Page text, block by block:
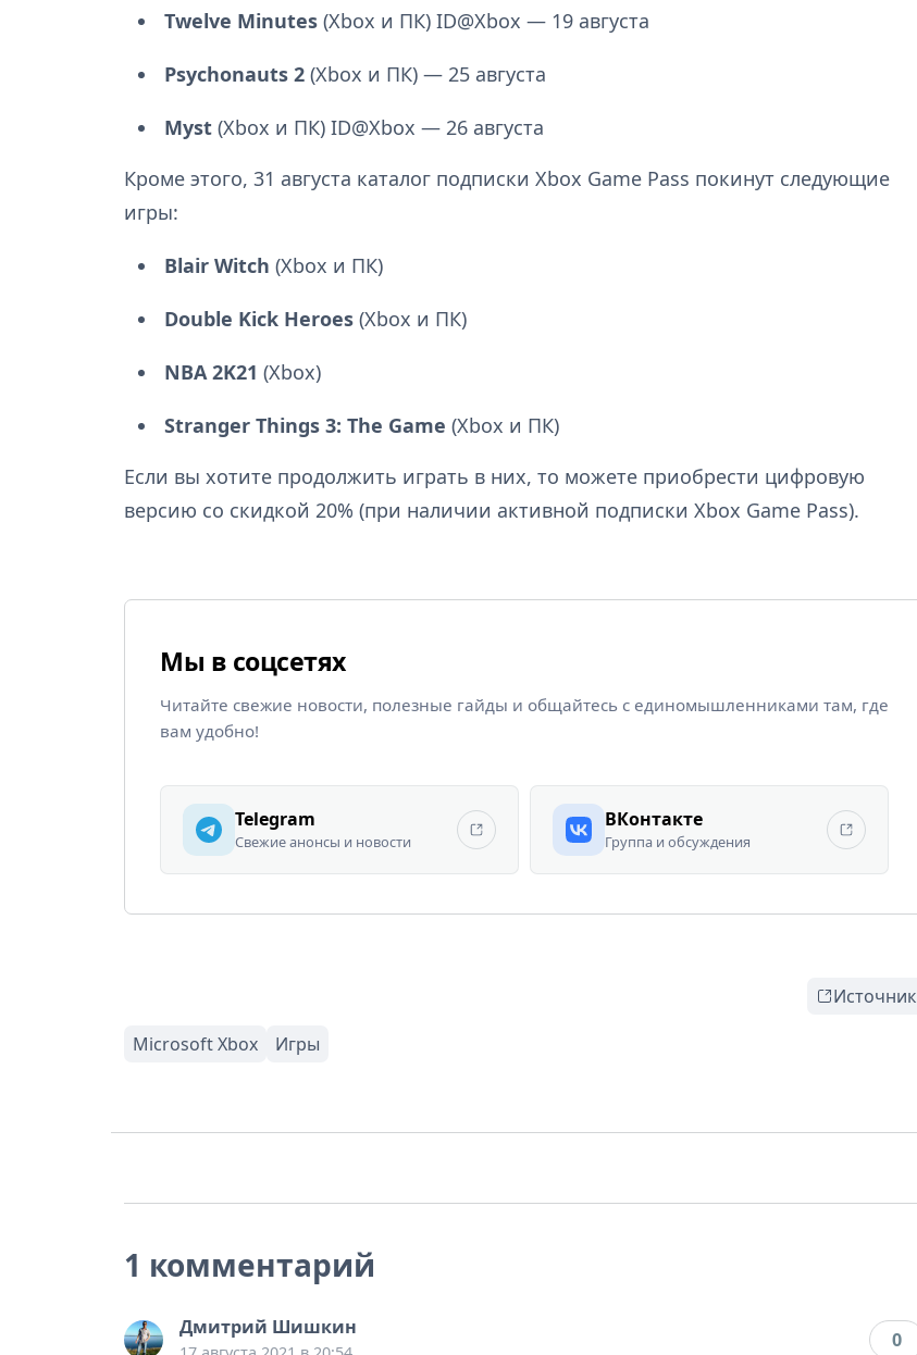
Twelve Minutes(Xbox и ПК) ID@Xbox — 19 августа
Psychonauts 2(Xbox и ПК) — 25 августа
Myst(Xbox и ПК) ID@Xbox — 26 августа
Кроме этого, 31 августа каталог подписки Xbox Game Pass покинут следующие
игры:
Blair Witch (Xbox и ПК)
Double Kick Heroes(Xbox и ПК)
NBA 2K21 (Xbox)
Stranger Things 3: The Game (Xbox и ПК)
Если вы хотите продолжить играть в них, то можете приобрести цифровую
версию со скидкой 20% (при наличии активной подписки Xbox Game Pass).
Мы в соцсетях
Читайте свежие новости, полезные гайды и общайтесь с единомышленниками там, где
вам удобно!
Telegram
Свежие анонсы и новости
ВКонтакте
Группа и обсуждения
Источник
1 комментарий
Дмитрий Шишкин
0